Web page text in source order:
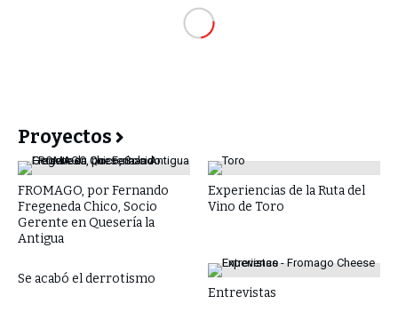
Proyectos
FROMAGO, por Fernando
Fregeneda Chico, Socio
Gerente en Quesería la
Antigua
Experiencias de la Ruta del
Vino de Toro
Se acabó el derrotismo
Entrevistas